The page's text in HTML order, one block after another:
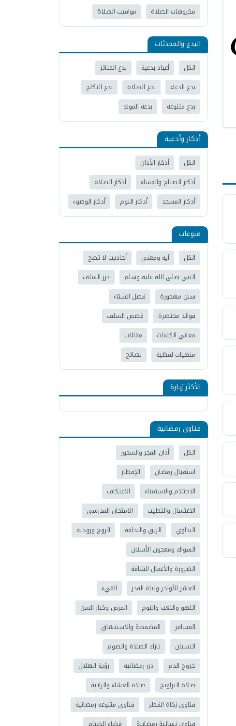
مكروهات الصلاة
مواقيت الصلاة
البدع والمحدثات
الكل أعياد بدعية
بدع الجنائز
بدع الدعاء
بدع الصلاة
بدع النكاح
بدع متنوعة
بدعة المولد
أذكار وأدعية
الكل
أذكار الأذان
أذكار الصباح والمساء
أذكار الصلاة
أذكار المسجد
أذكار النوم أذكار الوضوء
منوعات
الكل آية ومعنى
أحاديث لا تصح
النبي صلى الله عليه وسلم
درر السلف
سنن مهجورة
فصل الشتاء
فوائد مختصرة
قصص السلف
معاني الكلمات
مقالات
منهيات لفظية
نصائح
الأكثر زيارة
فتاوى رمضانية
الكل
أذان الفجر والسحور
استقبال رمضان
الإفطار
الاحتلام والاستمناء
الاعتكاف
الاغتسال والتطيب
الامتحان المدرسي
التداوي
الريق والنخامة
الزوج وزوجته
السواك ومعجون الأسنان
الضرورة والأعمال الشاقة
العشر الأواخر وليلة القدر
القيء
اللهو واللعب والنوم
المرض وكبار السن
المسافر
المضمضة والاستنشاق
النسيان
تارك الصلاة والصوم
خروج الدم
درر رمضانية
رؤية الهلال
صلاة التراويح
صلاة العشاء والراتبة
فتاوى زكاة الفطر
فتاوى متنوعة رمضانية